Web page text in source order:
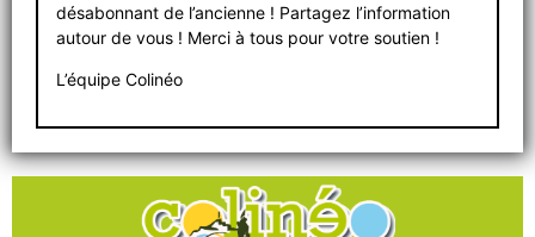
désabonnant de l’ancienne ! Partagez l’information
autour de vous ! Merci à tous pour votre soutien !
L’équipe Colinéo